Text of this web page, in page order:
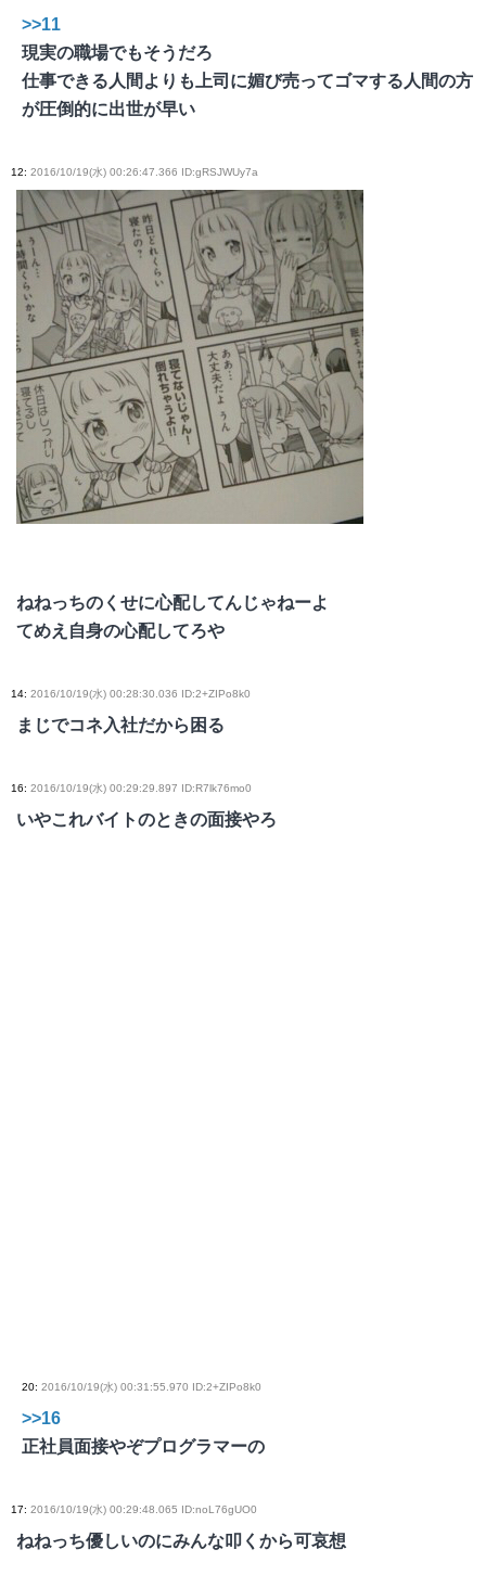
>>11
現実の職場でもそうだろ
仕事できる人間よりも上司に媚び売ってゴマする人間の方
が圧倒的に出世が早い
12: 2016/10/19(水) 00:26:47.366 ID:gRSJWUy7a
ねねっちのくせに心配してんじゃねーよ
てめえ自身の心配してろや
14: 2016/10/19(水) 00:28:30.036 ID:2+ZIPo8k0
まじでコネ入社だから困る
16: 2016/10/19(水) 00:29:29.897 ID:R7lk76mo0
いやこれバイトのときの面接やろ
20: 2016/10/19(水) 00:31:55.970 ID:2+ZIPo8k0
>>16
正社員面接やぞプログラマーの
17: 2016/10/19(水) 00:29:48.065 ID:noL76gUO0
ねねっち優しいのにみんな叩くから可哀想